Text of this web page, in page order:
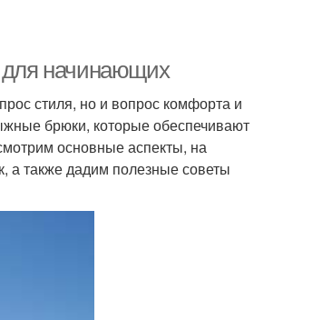
начинающих
стиля, но и вопрос комфорта и
брюки, которые обеспечивают
основные аспекты, на
а также дадим полезные советы